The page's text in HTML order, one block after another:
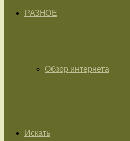
РАЗНОЕ
Обзор интернета
Искать